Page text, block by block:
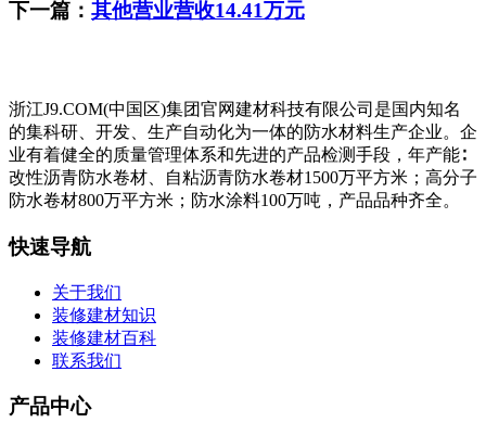
下一篇： 其他营业营收14.41万元
浙江J9.COM(中国区)集团官网建材科技有限公司是国内知名
的集科研、开发、生产自动化为一体的防水材料生产企业。企
业有着健全的质量管理体系和先进的产品检测手段，年产能∶
改性沥青防水卷材、自粘沥青防水卷材1500万平方米；高分子
防水卷材800万平方米；防水涂料100万吨，产品品种齐全。
快速导航
关于我们
装修建材知识
装修建材百科
联系我们
产品中心